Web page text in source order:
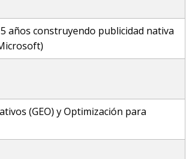
años construyendo publicidad nativa
(GEO) y Optimización para